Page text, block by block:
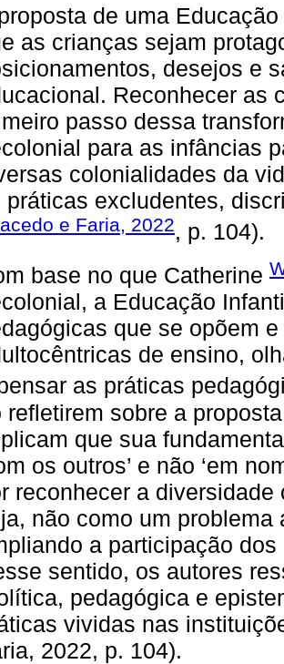
de uma
as crianças sejam
desejos e
Reconhecer as
passo dessa
para as infâncias
colonialidades da
práticas excludentes,
e Faria, 2022, p. 104).
base no que Catherine
a Educação
que se opõem
de ensino,
as práticas
refletirem sobre a
que sua
os outros’ e não ‘em
reconhecer a
não como um
a participação
sentido, os autores
pedagógica e
vividas nas
2022, p. 104).